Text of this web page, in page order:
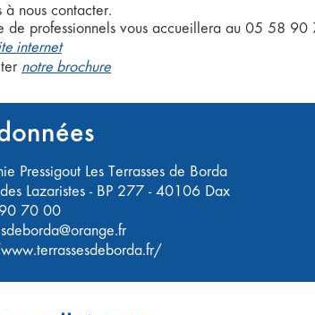
à nous contacter.
de professionnels vous accueillera au 05 58
internet
notre brochure
Pressigout Les Terrasses de Borda
Lazaristes - BP 277 - 40106 Dax
70 00